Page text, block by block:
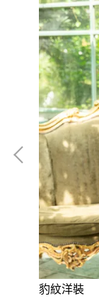
豹紋洋裝